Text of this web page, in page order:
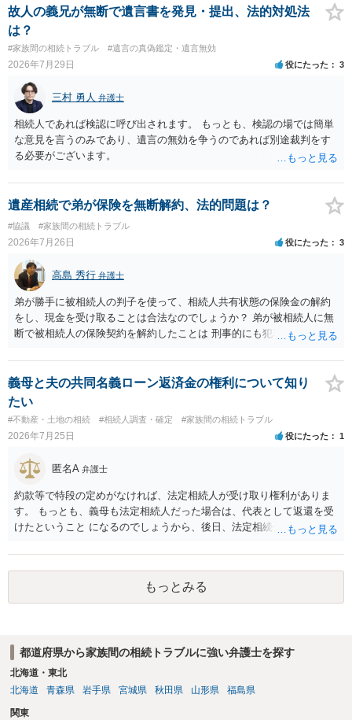
医師の意見書、筆跡鑑定 が提出されればその効力が否定される可能性
はありますが、 ・伯母様自身が分割協議に加わっていること ・御祖母
様の意に反する遺産分割協議を行う実益が誰にあったかの立証が困難
であること からすると、実際に遺産分割協議の効力が否定される可能
性はそれほど高くない（立証のハードルは非常に高い）ということが
言えると思います。
故人の義兄が無断で遺言書を発見・提出、法的対処法
は？
#家族間の相続トラブル #遺言の真偽鑑定・遺言無効
2026年7月29日 役にたった 3
三村 勇人 弁護士
相続人であれば検認に呼び出されます。 もっとも、検認の場では簡単
な意見を言うのみであり、遺言の無効を争うのであれば別途裁判をす
る必要がございます。
遺産相続で弟が保険を無断解約、法的問題は？
#協議 #家族間の相続トラブル
2026年7月26日 役にたった 3
高島 秀行 弁護士
弟が勝手に被相続人の判子を使って、相続人共有状態の保険金の解約
をし、現金を受け取ることは合法なのでしょうか？ 弟が被相続人に無
断で被相続人の保険契約を解約したことは 刑事的にも犯罪となる可能
された書類のコピーを取得して、弁護士に面談で詳しい事情を話して
相談 されたら良いと思います。
義母と夫の共同名義ローン返済金の権利について知り
たい
#不動産・土地の相続 #相続人調査・確定 #家族間の相続トラブル
2026年7月25日 役にたった 1
匿名A 弁護士
約款等で特段の定めがなければ、法定相続人が受け取り権利がありま
す。 もっとも、義母も法定相続人だった場合は、代表として返還を受
けたということ になるのでしょうから、後日、法定相続分に基づいて
もっとみる
都道府県から家族間の相続トラブルに強い弁護士を探す
北海道・東北
北海道
青森県 岩手県 宮城県 秋田県 山形県 福島県
関東